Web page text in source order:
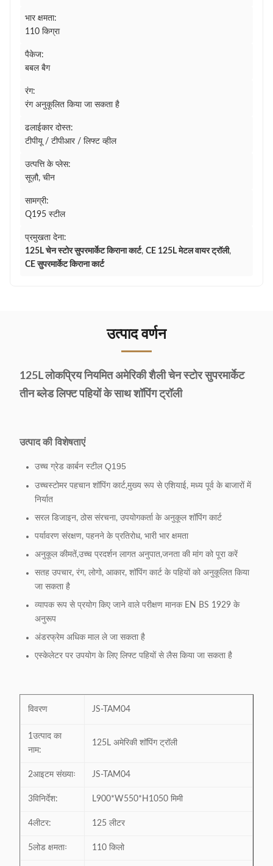
भार क्षमता:
110 किग्रा
पैकेज:
बबल बैग
रंग:
रंग अनुकूलित किया जा सकता है
ढलाईकार दोस्त:
टीपीयू / टीपीआर / लिफ्ट व्हील
उत्पत्ति के प्लेस:
सूज़ौ, चीन
सामग्री:
Q195 स्टील
प्रमुखता देना:
125L चेन स्टोर सुपरमार्केट किराना कार्ट, CE 125L मेटल वायर ट्रॉली,
CE सुपरमार्केट किराना कार्ट
उत्पाद वर्णन
125L लोकप्रिय नियमित अमेरिकी शैली चेन स्टोर सुपरमार्केट
तीन ब्लेड लिफ्ट पहियों के साथ शॉपिंग ट्रॉली
उत्पाद की विशेषताएं
उच्च ग्रेड कार्बन स्टील Q195
उच्चस्टोमर पहचान शॉपिंग कार्ट,मुख्य रूप से एशियाई, मध्य पूर्व के बाजारों में
निर्यात
सरल डिजाइन, ठोस संरचना, उपयोगकर्ता के अनुकूल शॉपिंग कार्ट
पर्यावरण संरक्षण, पहनने के प्रतिरोध, भारी भार क्षमता
अनुकूल कीमतें,उच्च प्रदर्शन लागत अनुपात,जनता की मांग को पूरा करें
सतह उपचार, रंग, लोगो, आकार, शॉपिंग कार्ट के पहियों को अनुकूलित किया
जा सकता है
व्यापक रूप से प्रयोग किए जाने वाले परीक्षण मानक EN BS 1929 के
अनुरूप
अंडरफ्रेम अधिक माल ले जा सकता है
एस्केलेटर पर उपयोग के लिए लिफ्ट पहियों से लैस किया जा सकता है
विवरण JS-TAM04
1उत्पाद का
नाम:
125L अमेरिकी शॉपिंग ट्रॉली
2आइटम संख्याः JS-TAM04
3विनिर्देश: L900*W550*H1050 मिमी
4लीटर: 125 लीटर
5लोड क्षमताः 110 किलो